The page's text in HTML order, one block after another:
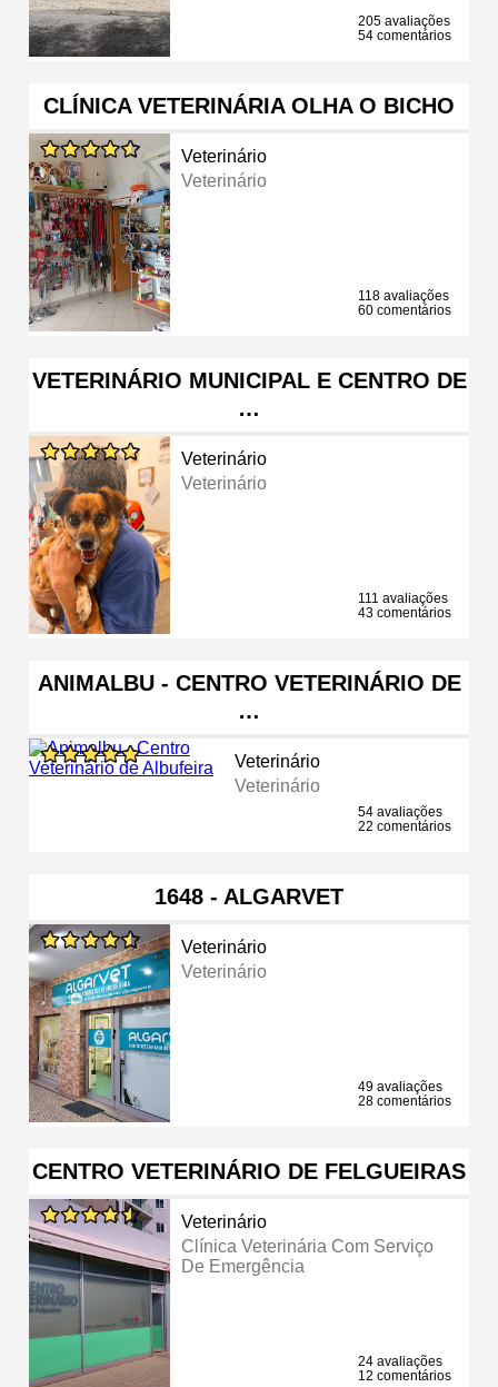
205 avaliações
54 comentários
CLÍNICA VETERINÁRIA OLHA O BICHO
Veterinário
Veterinário
118 avaliações
60 comentários
VETERINÁRIO MUNICIPAL E CENTRO DE
…
Veterinário
Veterinário
111 avaliações
43 comentários
ANIMALBU - CENTRO VETERINÁRIO DE
…
Veterinário
Veterinário
54 avaliações
22 comentários
1648 - ALGARVET
Veterinário
Veterinário
49 avaliações
28 comentários
CENTRO VETERINÁRIO DE FELGUEIRAS
Veterinário
Clínica Veterinária Com Serviço
De Emergência
24 avaliações
12 comentários